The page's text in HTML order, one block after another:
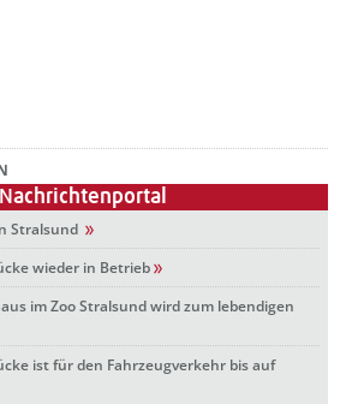
Nachrichtenportal
Stralsund
wieder in Betrieb
im Zoo Stralsund wird zum lebendigen
ist für den Fahrzeugverkehr bis auf